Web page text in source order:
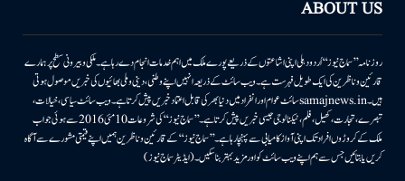
ABOUT US
روزنامہ ’’سماج نیوز‘‘ اُردو دہلی اپنی اشاعتوں کے ذریعے پورے ملک میں اہم خدمات انجام دے رہا ہے۔ ملکی وبیرونی سطح پر ہمارے
قارئین وناظرین کی ایک طویل فہرست ہے۔ ویب سائٹ کے ذریعہ انہیں اپنے وطنی، دینی وملی بھائیوں کی خبریں موصول ہوتی
ہیں۔samajnews.inسائٹ عوام اور انفراد میں دنیا بھر کی قابل اعتماد خبریں پیش کرتا ہے۔ ویب سائٹ سیاسی، خیالات،
تبصرے، تجارت، کھیل، فلم، ٹیکنالوجی جیسی خبریں پیش کرتا ہے۔ ’’سماج نیوز‘‘ کی شروعات 10مئی 2016 سے ہوئی جو اب
ملک کے کروڑوں افراد تک اپنی آواز کامیابی سے پہنچا رہا ہے۔ ’’سماج نیوز‘‘ کے قارئین وناظرین ہمیں اپنے قیمتی مشورے سے آگاہ
کریں یا بتائیں جس سے ہم اپنے ویب سائٹ کو اور مزید بہتر بناسکیں۔ (ایڈیٹر سماج نیوز)